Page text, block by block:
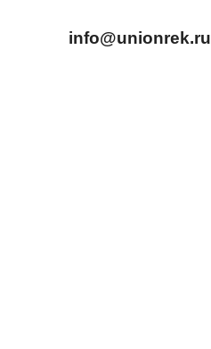
info@unionrek.ru